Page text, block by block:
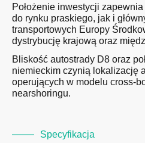
Położenie inwestycji
do rynku praskiego, jak i
transportowych Europy
dystrybucję krajową oraz
Bliskość autostrady D8 oraz
niemieckim czynią lokalizację
operujących w modelu cross-
nearshoringu.
Specyfikacja